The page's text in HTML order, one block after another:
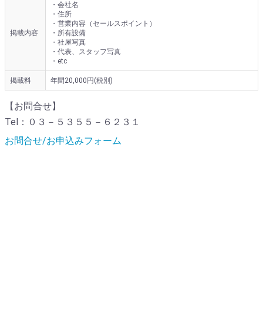
掲載内容
・会社名
・住所
・営業内容（セールスポイント）
・所有設備
・社屋写真
・代表、スタッフ写真
・etc
掲載料 年間20,000円(税別)
【お問合せ】
Tel：０３－５３５５－６２３１
お問合せ/お申込みフォーム